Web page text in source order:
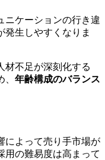
ニケーションの行き違
発生しやすくなりま
材不足が深刻化する
年齢構成のバランス
によって売り手市場が
用の難易度は高まって